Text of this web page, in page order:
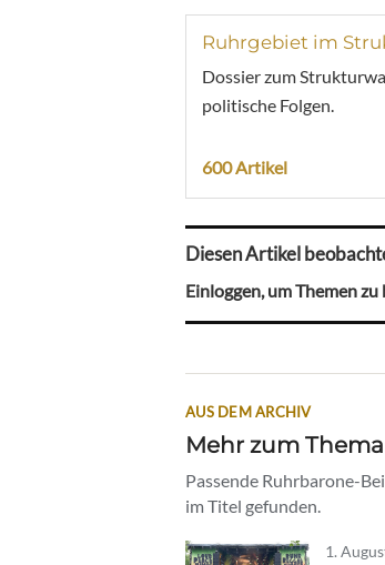
Ruhrgebiet im
Dossier zum
politische Folgen.
600 Artikel
Diesen Artikel
Einloggen, um Themen
AUS DEM ARCHIV
Mehr zum Thema
Passende Ruhrbarone-
im Titel gefunden.
1.